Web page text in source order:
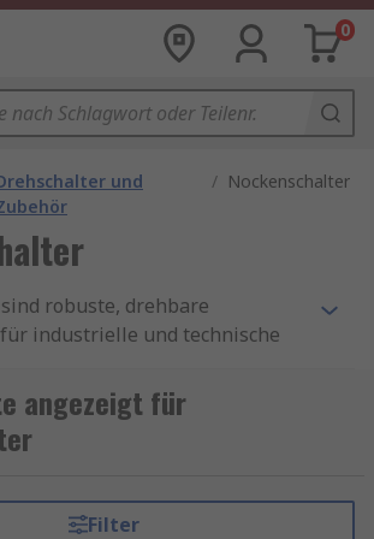
0
und
/ Nockenschalter
robuste, drehbare
industrielle und technische
und zuverlässig gesteuert
das Drehen eines
Knaufs können Sie mit
anfahren und dabei
angezeigt für
Filter